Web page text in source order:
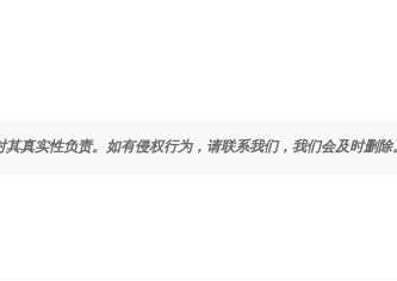
真实性负责。如有侵权行为，请联系我们，我们会及时删除。